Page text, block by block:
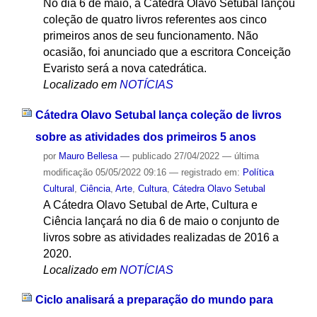
No dia 6 de maio, a Cátedra Olavo Setubal lançou
coleção de quatro livros referentes aos cinco
primeiros anos de seu funcionamento. Não
ocasião, foi anunciado que a escritora Conceição
Evaristo será a nova catedrática.
Localizado em NOTÍCIAS
Cátedra Olavo Setubal lança coleção de livros
sobre as atividades dos primeiros 5 anos
por Mauro Bellesa — publicado27/04/2022 — última
modificação05/05/2022 09:16 — registrado em: Política
Cultural Ciência, Arte, Cultura, Cátedra Olavo Setubal
A Cátedra Olavo Setubal de Arte, Cultura e
Ciência lançará no dia 6 de maio o conjunto de
livros sobre as atividades realizadas de 2016 a
2020.
Localizado em NOTÍCIAS
Ciclo analisará a preparação do mundo para